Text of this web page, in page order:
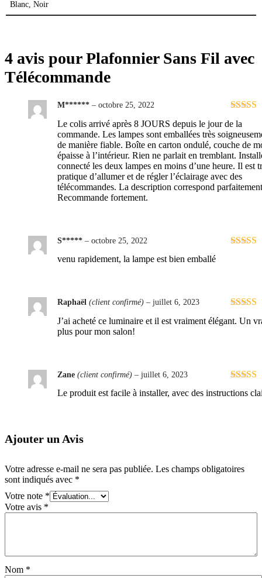
Blanc, Noir
4 avis pourPlafonnier Sans Fil avec
Télécommande
Note
M****** – octobre 25, 2022
Le colis arrivé après 8 JOURS depuis le jour de la
commande. Les lampes sont emballées très
de manière fiable. Boîte en carton ondulé, couche de
épaisse à l’intérieur. Rien ne parlait en tremblant.
connecté les deux lampes en moins d’une heure. Il est
pratique d’allumer et de régler l’éclairage avec des
télécommandes. La description correspond
Recommande fortement.
S***** – octobre 25, 2022
venu rapidement, la lampe est bien emballé
Note
5
Raphaël (client confirmé) – juillet 6, 2023
J’ai acheté ce luminaire et il est vraiment élégant. Un
plus pour mon salon!
Note 4
5
Zane (client confirmé) – juillet 6, 2023
Le produit est facile à installer, avec des instructions
Ajouter un Avis
Votre adresse e-mail ne sera pas publiée. Les champs obligatoires
sont indiqués avec *
Votre note *
Votre avis *
Nom *